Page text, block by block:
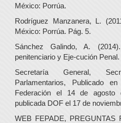
México: Porrúa.
Rodríguez Manzanera, L.
México: Porrúa. Pág. 5.
Sánchez Galindo, A.
penitenciario y Eje-cución
Secretaría General,
Parlamentarios, Publicado
Federación el 14 de agosto
publicada DOF el 17 de
WEB FEPADE, PREGUNTAS